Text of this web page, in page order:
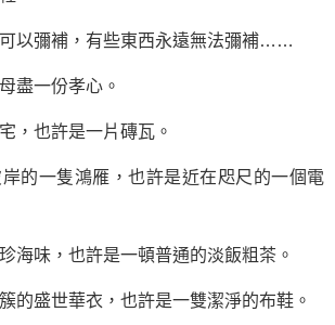
彌補，有些東西永遠無法彌補……
一份孝心。
也許是一片磚瓦。
一隻鴻雁，也許是近在咫尺的一個電
味，也許是一頓普通的淡飯粗茶。
盛世華衣，也許是一雙潔淨的布鞋。